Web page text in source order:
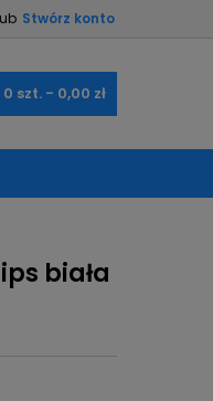
Stwórz konto
0 szt. - 0,00 zł
biała